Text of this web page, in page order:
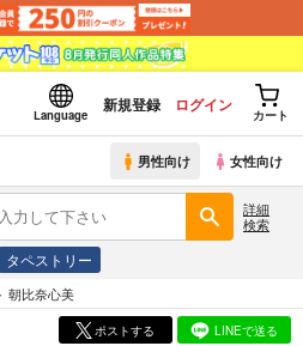
Language
新規登録 ログイン
カート
男性向け 女性向け
詳細
検索
タペストリー
朝比奈心美
ポストする LINEで送る